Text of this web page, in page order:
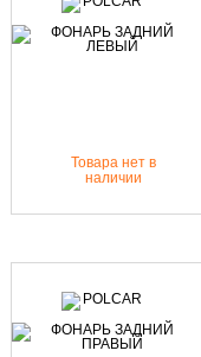
Товара нет в
наличии